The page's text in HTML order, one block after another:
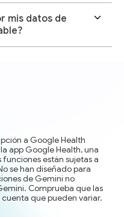
mis datos de
a Google Health
app Google Health, una
están sujetas a
se han diseñado para
de Gemini no
Comprueba que las
que pueden variar.